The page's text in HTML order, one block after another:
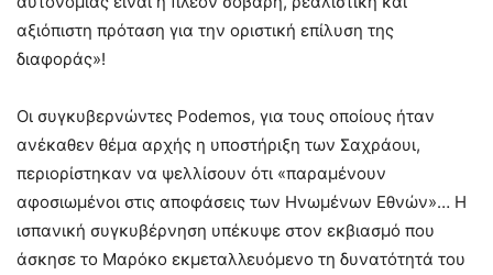
αξιόπιστη πρόταση για την οριστική επίλυση της
διαφοράς»!
Οι συγκυβερνώντες Podemos, για τους οποίους ήταν
ανέκαθεν θέμα αρχής η υποστήριξη των Σαχράουι,
περιορίστηκαν να ψελλίσουν ότι «παραμένουν
αφοσιωμένοι στις αποφάσεις των Ηνωμένων Εθνών»… Η
ισπανική συγκυβέρνηση υπέκυψε στον εκβιασμό που
άσκησε το Μαρόκο εκμεταλλευόμενο τη δυνατότητά του